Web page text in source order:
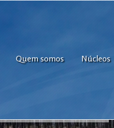
Quem somos Núcleos